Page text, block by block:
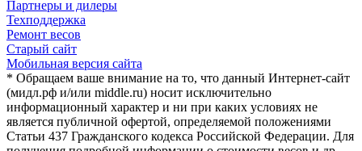
Партнеры и дилеры
Техподдержка
Ремонт весов
Старый сайт
Мобильная версия сайта
* Обращаем ваше внимание на то, что данный Интернет-сайт
(мидл.рф и/или middle.ru) носит исключительно
информационный характер и ни при каких условиях не
является публичной офертой, определяемой положениями
Статьи 437 Гражданского кодекса Российской Федерации. Для